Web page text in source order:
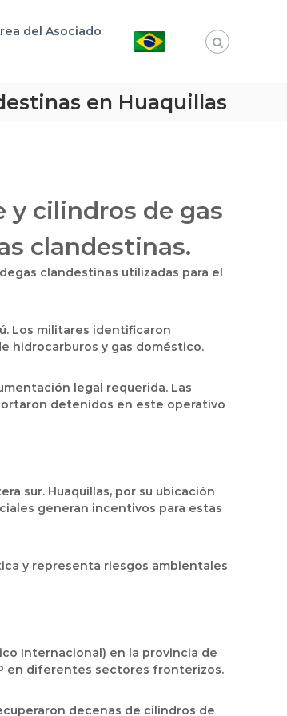
del Asociado
en Huaquillas
y cilindros de gas
clandestinas.
clandestinas utilizadas para el
Los militares identificaron
hidrocarburos y gas doméstico.
legal requerida. Las
detenidos en este operativo
sur. Huaquillas, por su ubicación
generan incentivos para estas
y representa riesgos ambientales
Internacional) en la provincia de
en diferentes sectores fronterizos.
decenas de cilindros de